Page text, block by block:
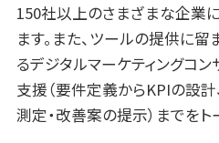
150社以上のさまざまな企業
ます。また、ツールの提供に
るデジタルマーケティングコン
支援（要件定義からKPIの設計
測定・改善案の提示）までをト